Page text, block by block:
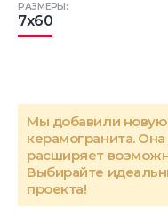
РАЗМЕРЫ:
7x60
Мы добавили
керамогранита.
расширяет
Выбирайте
проекта!